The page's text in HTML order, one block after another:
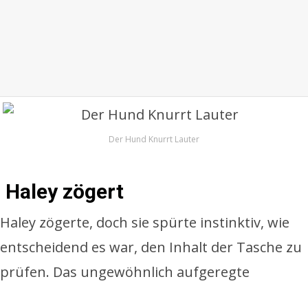
Der Hund Knurrt Lauter
Haley zögert
Haley zögerte, doch sie spürte instinktiv, wie
entscheidend es war, den Inhalt der Tasche zu
prüfen. Das ungewöhnlich aufgeregte